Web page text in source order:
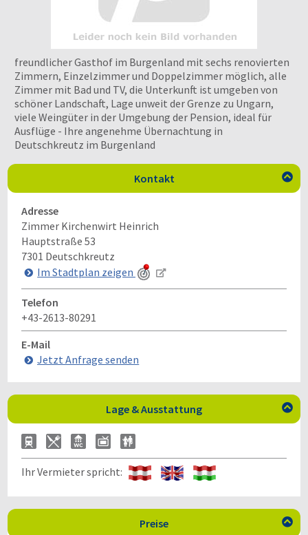
freundlicher Gasthof im Burgenland mit sechs renovierten
Zimmern, Einzelzimmer und Doppelzimmer möglich, alle
Zimmer mit Bad und TV, die Unterkunft ist umgeben von
schöner Landschaft, Lage unweit der Grenze zu Ungarn,
viele Weingüter in der Umgebung der Pension, ideal für
Ausflüge - Ihre angenehme Übernachtung in
Deutschkreutz im Burgenland
Kontakt 
Adresse
Zimmer Kirchenwirt Heinrich
Hauptstraße 53
7301 Deutschkreutz
Im Stadtplan zeigen
Telefon
+43-2613-80291
E-Mail
Jetzt Anfrage senden
Lage & Ausstattung 
Ihr Vermieter spricht:
Preise 